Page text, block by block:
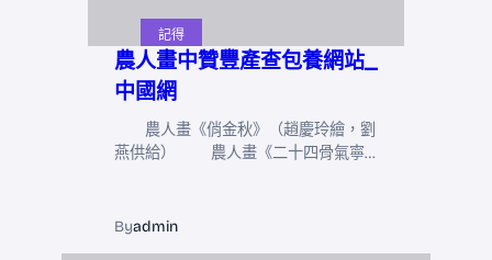
記得
農人畫中贊豐產查包養網站_
中國網
農人畫《俏金秋》（趙慶玲繪，劉
燕供給） 農人畫《二十四骨氣寧…
Byadmin